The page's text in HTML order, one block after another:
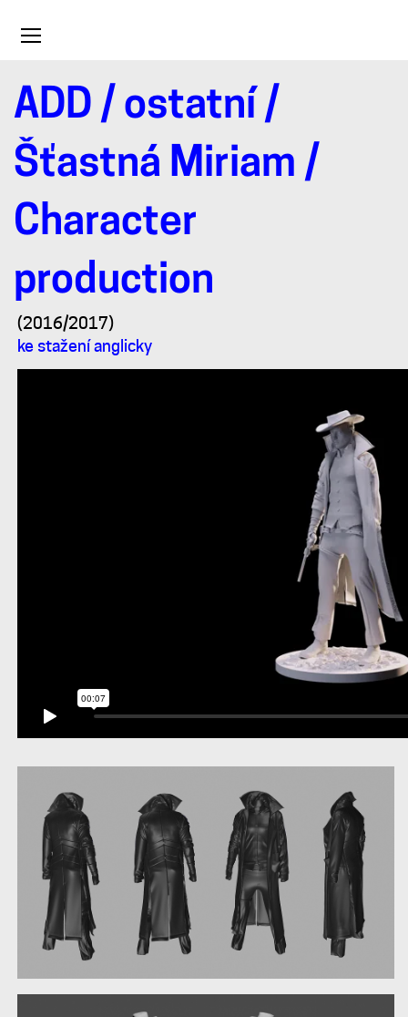
Toggle
ADD / ostatní /
Šťastná Miriam /
Character
production
Character
production
(2016/2017)
ke stažení anglicky